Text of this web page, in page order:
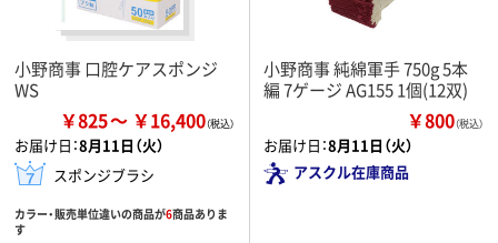
小野商事 口腔ケアスポンジ
WS
￥825 ￥16,400
お届け日：8月11日（火）
スポンジブラシ
カラー・販売単位違いの商品が6商品ありま
す
小野商事 純綿軍手 750g 5本
編 7ゲージ AG155 1個(12双)
￥800（税込）
お届け日：8月11日（火）
アスクル在庫商品